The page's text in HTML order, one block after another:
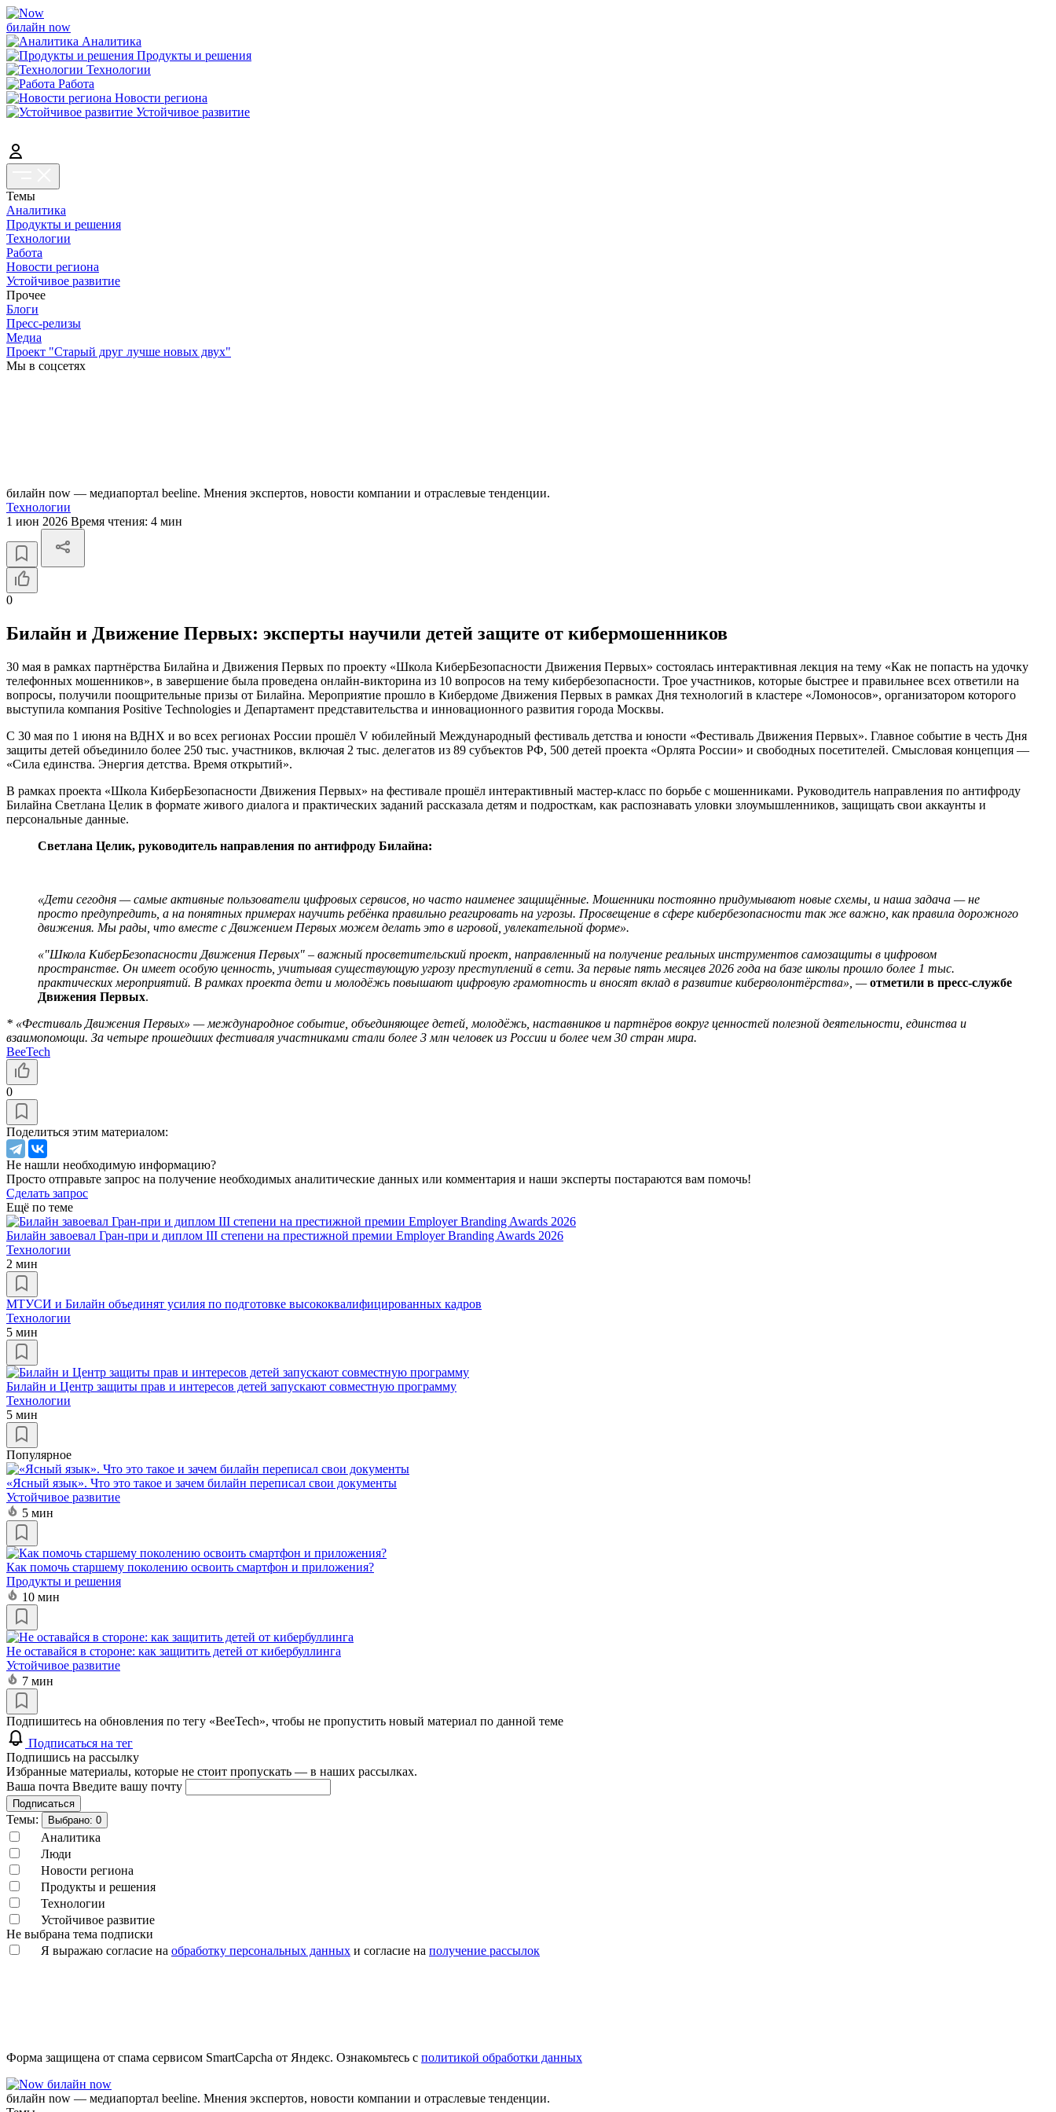
билайн now
Аналитика
Продукты и решения
Технологии
Работа
Новости региона
Устойчивое развитие
Темы
Аналитика
Продукты и решения
Технологии
Работа
Новости региона
Устойчивое развитие
Прочее
Блоги
Пресс-релизы
Медиа
Проект "Старый друг лучше новых двух"
Мы в соцсетях
билайн now — медиапортал beeline. Мнения экспертов, новости компании и отраслевые тенденции.
Технологии
1 июн 2026 Время чтения: 4 мин
0
Билайн и Движение Первых: эксперты научили детей защите от кибермошенников
30 мая в рамках партнёрства Билайна и Движения Первых по проекту «Школа КиберБезопасности Движения Первых» состоялась интерактивная лекция на тему «Как не попасть на удочку
телефонных мошенников», в завершение была проведена онлайн-викторина из 10 вопросов на тему кибербезопасности. Трое участников, которые быстрее и правильнее всех ответили на
вопросы, получили поощрительные призы от Билайна. Мероприятие прошло в Кибердоме Движения Первых в рамках Дня технологий в кластере «Ломоносов», организатором которого
выступила компания Positive Technologies и Департамент представительства и инновационного развития города Москвы.
С 30 мая по 1 июня на ВДНХ и во всех регионах России прошёл V юбилейный Международный фестиваль детства и юности «Фестиваль Движения Первых». Главное событие в честь Дня
защиты детей объединило более 250 тыс. участников, включая 2 тыс. делегатов из 89 субъектов РФ, 500 детей проекта «Орлята России» и свободных посетителей. Смысловая концепция —
«Сила единства. Энергия детства. Время открытий».
В рамках проекта «Школа КиберБезопасности Движения Первых» на фестивале прошёл интерактивный мастер-класс по борьбе с мошенниками. Руководитель направления по антифроду
Билайна Светлана Целик в формате живого диалога и практических заданий рассказала детям и подросткам, как распознавать уловки злоумышленников, защищать свои аккаунты и
персональные данные.
Светлана Целик, руководитель направления по антифроду Билайна:
«Дети сегодня — самые активные пользователи цифровых сервисов, но часто наименее защищённые. Мошенники постоянно придумывают новые схемы, и наша задача — не
просто предупредить, а на понятных примерах научить ребёнка правильно реагировать на угрозы. Просвещение в сфере кибербезопасности так же важно, как правила дорожного
движения. Мы рады, что вместе с Движением Первых можем делать это в игровой, увлекательной форме».
«"Школа КиберБезопасности Движения Первых" – важный просветительский проект, направленный на получение реальных инструментов самозащиты в цифровом
пространстве. Он имеет особую ценность, учитывая существующую угрозу преступлений в сети. За первые пять месяцев 2026 года на базе школы прошло более 1 тыс.
практических мероприятий. В рамках проекта дети и молодёжь повышают цифровую грамотность и вносят вклад в развитие киберволонтёрства», — отметили в пресс-службе
Движения Первых.
* «Фестиваль Движения Первых» — международное событие, объединяющее детей, молодёжь, наставников и партнёров вокруг ценностей полезной деятельности, единства и
взаимопомощи. За четыре прошедших фестиваля участниками стали более 3 млн человек из России и более чем 30 стран мира.
BeeTech
0
Поделиться этим материалом:
Не нашли необходимую информацию?
Просто отправьте запрос на получение необходимых аналитические данных или комментария и наши эксперты постараются вам помочь!
Сделать запрос
Ещё по теме
Билайн завоевал Гран-при и диплом III степени на престижной премии Employer Branding Awards 2026
Технологии
2 мин
МТУСИ и Билайн объединят усилия по подготовке высококвалифицированных кадров
Технологии
5 мин
Билайн и Центр защиты прав и интересов детей запускают совместную программу
Технологии
5 мин
Популярное
«Ясный язык». Что это такое и зачем билайн переписал свои документы
Устойчивое развитие
5 мин
Как помочь старшему поколению освоить смартфон и приложения?
Продукты и решения
10 мин
Не оставайся в стороне: как защитить детей от кибербуллинга
Устойчивое развитие
7 мин
Подпишитесь на обновления по тегу «BeeTech», чтобы не пропустить новый материал по данной теме
Подписаться на тег
Подпишись на рассылку
Избранные материалы, которые не стоит пропускать — в наших рассылках.
Ваша почта Введите вашу почту
Подписаться
Темы: Выбрано: 0
Аналитика
Люди
Новости региона
Продукты и решения
Технологии
Устойчивое развитие
Не выбрана тема подписки
Я выражаю согласие на обработку персональных данных и согласие на получение рассылок
Форма защищена от спама сервисом SmartCapcha от Яндекс. Ознакомьтесь с политикой обработки данных
билайн now
билайн now — медиапортал beeline. Мнения экспертов, новости компании и отраслевые тенденции.